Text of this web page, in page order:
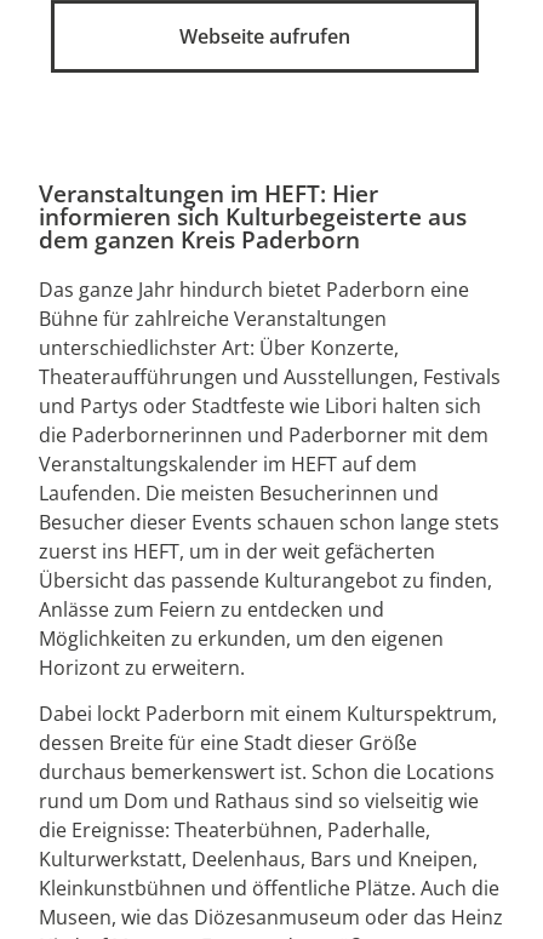
Webseite aufrufen
Veranstaltungen im HEFT: Hier
informieren sich Kulturbegeisterte aus
dem ganzen Kreis Paderborn
Das ganze Jahr hindurch bietet Paderborn eine
Bühne für zahlreiche Veranstaltungen
unterschiedlichster Art: Über Konzerte,
Theateraufführungen und Ausstellungen, Festivals
und Partys oder Stadtfeste wie Libori halten sich
die Paderbornerinnen und Paderborner mit dem
Veranstaltungskalender im HEFT auf dem
Laufenden. Die meisten Besucherinnen und
Besucher dieser Events schauen schon lange stets
zuerst ins HEFT, um in der weit gefächerten
Übersicht das passende Kulturangebot zu finden,
Anlässe zum Feiern zu entdecken und
Möglichkeiten zu erkunden, um den eigenen
Horizont zu erweitern.
Dabei lockt Paderborn mit einem Kulturspektrum,
dessen Breite für eine Stadt dieser Größe
durchaus bemerkenswert ist. Schon die Locations
rund um Dom und Rathaus sind so vielseitig wie
die Ereignisse: Theaterbühnen, Paderhalle,
Kulturwerkstatt, Deelenhaus, Bars und Kneipen,
Kleinkunstbühnen und öffentliche Plätze. Auch die
Museen, wie das Diözesanmuseum oder das Heinz